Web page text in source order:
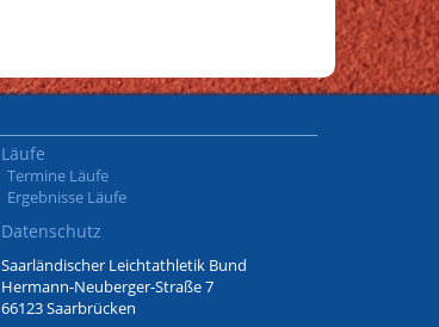
Läufe
Termine Läufe
Ergebnisse Läufe
Datenschutz
Saarländischer Leichtathletik Bund
Hermann-Neuberger-Straße 7
66123 Saarbrücken